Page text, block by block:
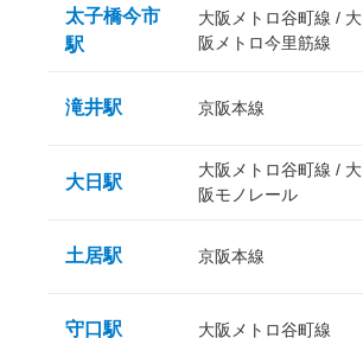
太子橋今市
駅
大阪メトロ谷町線 / 大
阪メトロ今里筋線
滝井駅 京阪本線
大日駅
大阪メトロ谷町線 / 大
阪モノレール
土居駅 京阪本線
守口駅 大阪メトロ谷町線